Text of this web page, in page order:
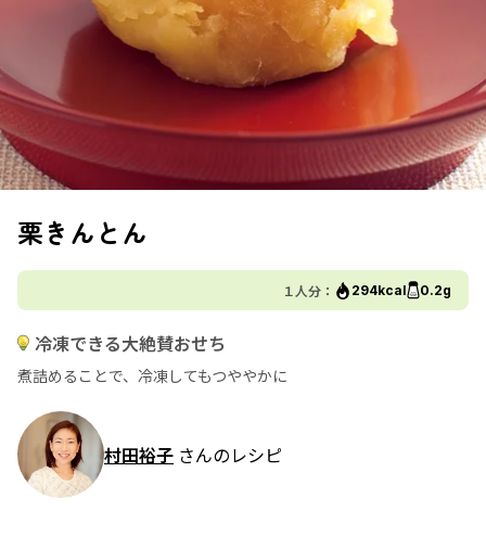
栗きんとん
１人分： 294kcal 0.2g
冷凍できる大絶賛おせち
煮詰めることで、冷凍してもつややかに
村田裕子 さんのレシピ